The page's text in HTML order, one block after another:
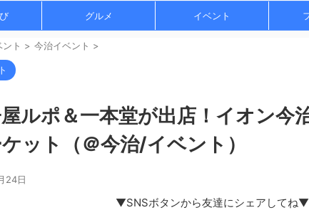
グルメ イベント
ント > 今治イベント >
ルポ＆一本堂が出店！イオン今
ット（＠今治/イベント）
24日
▼SNSボタンから友達にシェアしてね▼